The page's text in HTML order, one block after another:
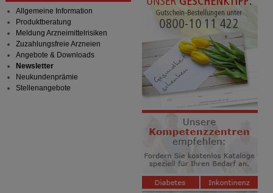
Allgemeine Information
Produktberatung
Meldung Arzneimittelrisiken
Zuzahlungsfreie Arzneien
Angebote & Downloads
Newsletter
Neukundenprämie
Stellenangebote